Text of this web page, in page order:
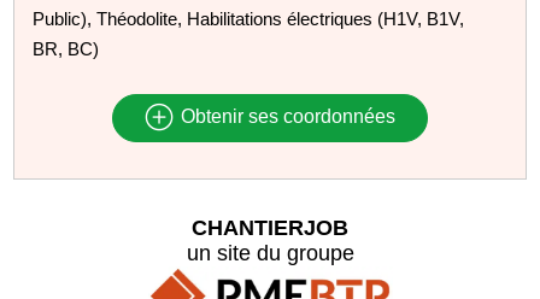
Public), Théodolite, Habilitations électriques (H1V, B1V,
BR, BC)
Obtenir ses coordonnées
CHANTIERJOB
un site du groupe